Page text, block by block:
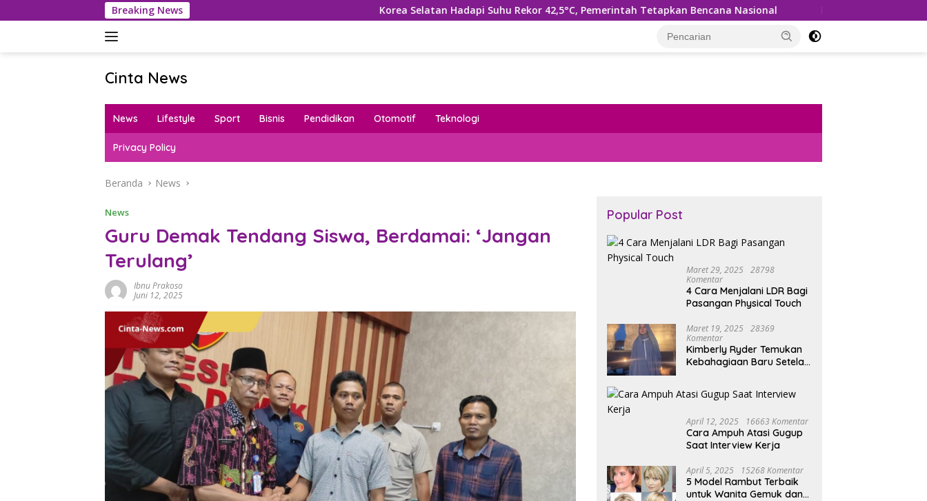
ke
Breaking News Korea Selatan Hadapi Suhu Rekor 42,5°C, Pemerintah Tetapkan Bencana Nasional Bea Cukai Gagalkan Penyelundupan
Cinta News
News
Kabar
Inspirasi!
News Lifestyle Sport Bisnis Pendidikan Otomotif Teknologi
Privacy Policy
Beranda News
News
Guru Demak Tendang Siswa, Berdamai: ‘Jangan
Terulang’
Ibnu Prakoso
Juni 12, 2025
Popular Post
Maret 29, 2025
28798
Komentar
4 Cara Menjalani LDR Bagi
Pasangan Physical Touch
Maret 19, 2025
28369
Komentar
Kimberly Ryder Temukan
Kebahagiaan Baru Setelah
April 12, 2025 16663 Komentar
Cara Ampuh Atasi Gugup
Saat Interview Kerja
April 5, 2025 15268 Komentar
5 Model Rambut Terbaik
untuk Wanita Gemuk dan